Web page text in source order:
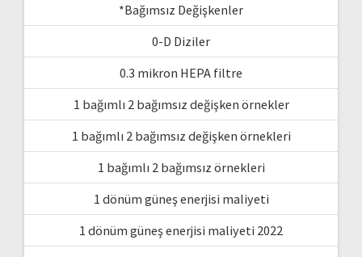
*Bağımsız Değişkenler
0-D Diziler
0.3 mikron HEPA filtre
1 bağımlı 2 bağımsız değişken örnekler
1 bağımlı 2 bağımsız değişken örnekleri
1 bağımlı 2 bağımsız örnekleri
1 dönüm güneş enerjisi maliyeti
1 dönüm güneş enerjisi maliyeti 2022